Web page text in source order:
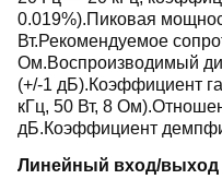
0.019%).Пиковая
Вт.Рекомендуемое
Ом.Воспроизводимый
(+/-1 дБ).Коэффициент
кГц, 50 Вт, 8
дБ.Коэффициент
Линейный вход/выход